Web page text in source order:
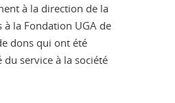
à la direction de la
la Fondation UGA de
dons qui ont été
service à la société